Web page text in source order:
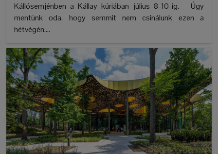
Kállósemjénben a Kállay kúriában július 8-10-ig. Úgy
mentünk oda, hogy semmit nem csinálunk ezen a
hétvégén....